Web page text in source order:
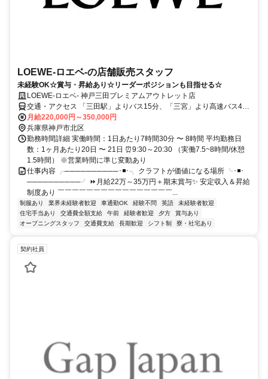
LOEWE-ロエベ-の店舗販売スタッフ
未経験OK☆賞与・昇給あり☆リーダーポジションも目指せる☆
LOEWE-ロエベ- 神戸三田プレミアムアウトレット店
交通・アクセス 「三田駅」よりバス15分、「三宮」より高速バス45
分 ★車通勤OK
月給220,000円～350,000円
兵庫県神戸市北区
勤務時間詳細 実働時間：1日あたり7時間30分 〜 8時間 平均勤務日
数：1ヶ月あたり20日 〜 21日 ⏰9:30～20:30 （実働7.5~8時間/休憩
1.5時間） ※営業時間に準じ変動あり
仕事内容 ╭──────────･◾️･╮ クラフトが価値になる場所 ╰･◾️･
──────────╯ ⏩月給22万～35万円＋期末賞与✨ 安定収入＆昇給
制度あり ￣￣￣￣￣￣￣￣￣￣￣￣￣￣￣￣...
制服あり 業界未経験者歓迎 車通勤OK 経験不問 英語
未経験者歓迎
住宅手当あり
交通費全額支給 午前 経験者歓迎 夕方
賞与あり
オープニングスタッフ
交通費支給 長期歓迎 シフト制 寮・社宅あり
契約社員